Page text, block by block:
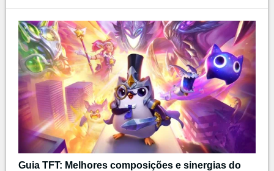
Guia TFT: Melhores composições e sinergias do